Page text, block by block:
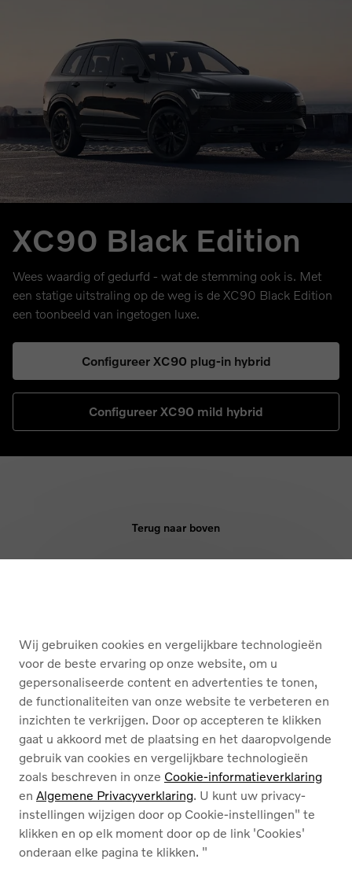
XC90 Black Edition
Wees waardig of gedurfd - wat de stemming ook is. Met
een statige uitstraling op de weg is de XC90 Black Edition
een toonbeeld van ingetogen luxe.
Configureer XC90 plug-in hybrid
Configureer XC90 mild hybrid
Terug naar boven
OVER ONS
Nederlands Français
Cookies
Privacybeleid
Juridische info
Wij gebruiken cookies en vergelijkbare technologieën
voor de beste ervaring op onze website, om u
gepersonaliseerde content en advertenties te tonen,
de functionaliteiten van onze website te verbeteren en
inzichten te verkrijgen. Door op accepteren te klikken
gaat u akkoord met de plaatsing en het daaropvolgende
gebruik van cookies en vergelijkbare technologieën
zoals beschreven in onze Cookie-informatieverklaring
en Algemene Privacyverklaring. U kunt uw privacy-
instellingen wijzigen door op Cookie-instellingen" te
klikken en op elk moment door op de link 'Cookies'
onderaan elke pagina te klikken. "